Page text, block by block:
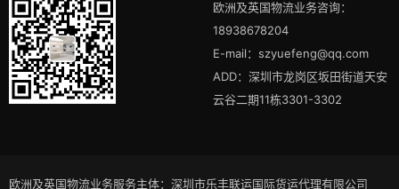
欧洲及英国物流业务咨询：
18938678204
E-mail：szyuefeng@qq.com
ADD：深圳市龙岗区坂田街道天安
云谷二期11栋3301-3302
欧洲及英国物流业务服务主体：深圳市乐丰联运国际货运代理有限公司